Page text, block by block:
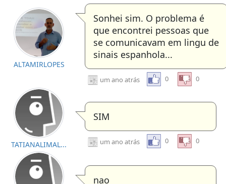
ALTAMIRLOPES
Sonhei sim. O problema é
que encontrei pessoas que
se comunicavam em lingu de
sinais espanhola...
um ano atrás 0 0
TATIANALIMAL...
SIM
um ano atrás 0 0
nao